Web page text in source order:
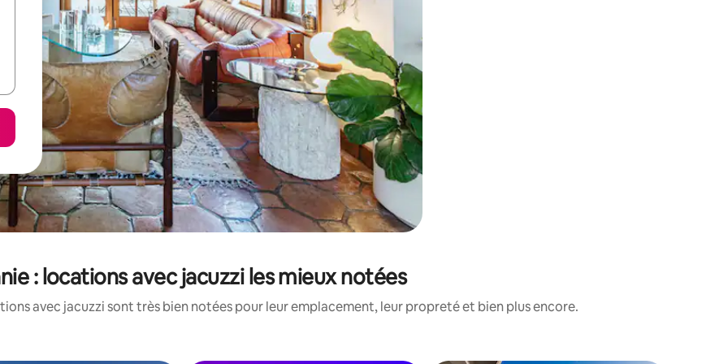
: locations avec jacuzzi les mieux notées
avec jacuzzi sont très bien notées pour leur emplacement, leur propreté et bien plus encore.